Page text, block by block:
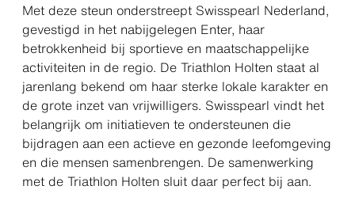
Met deze steun onderstreept Swisspearl Nederland,
gevestigd in het nabijgelegen Enter, haar
betrokkenheid bij sportieve en maatschappelijke
activiteiten in de regio. De Triathlon Holten staat al
jarenlang bekend om haar sterke lokale karakter en
de grote inzet van vrijwilligers. Swisspearl vindt het
belangrijk om initiatieven te ondersteunen die
bijdragen aan een actieve en gezonde leefomgeving
en die mensen samenbrengen. De samenwerking
met de Triathlon Holten sluit daar perfect bij aan.